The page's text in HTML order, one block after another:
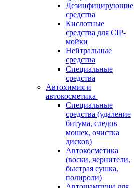
Дезинфицирующие
средства
Кислотные
средства для CIP-
мойки
Нейтральные
средства
Специальные
средства
Автохимия и
автокосметика
Специальные
средства (удаление
битума, следов
мошек, очистка
дисков)
Автокосметика
(воски, чернители,
быстрая сушка,
полироли)